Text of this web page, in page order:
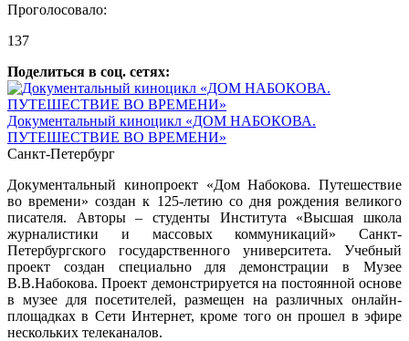
Проголосовало:
137
Поделиться в соц. сетях:
Документальный киноцикл «ДОМ НАБОКОВА.
ПУТЕШЕСТВИЕ ВО ВРЕМЕНИ»
Санкт-Петербург
Документальный кинопроект «Дом Набокова. Путешествие
во времени» создан к 125-летию со дня рождения великого
писателя. Авторы – студенты Института «Высшая школа
журналистики и массовых коммуникаций» Санкт-
Петербургского государственного университета. Учебный
проект создан специально для демонстрации в Музее
В.В.Набокова. Проект демонстрируется на постоянной основе
в музее для посетителей, размещен на различных онлайн-
площадках в Сети Интернет, кроме того он прошел в эфире
нескольких телеканалов.